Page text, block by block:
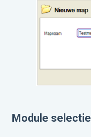
Module selectie